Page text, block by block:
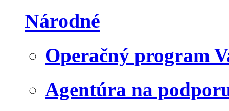
Národné
Operačný program
Agentúra na